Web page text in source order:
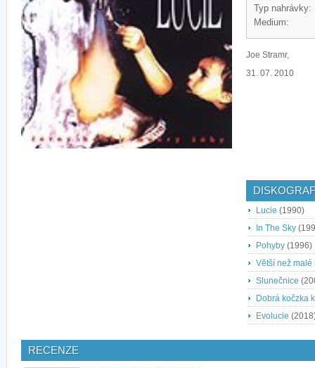
Typ nahrávky:
Medium:
Joe Stramr,
31. 07. 2010
Lucie (1990)
In The Sky
Pohyby (1996)
Větší než malé
Slunečnice
Dobrá kočzka
Evolucie
RECENZE